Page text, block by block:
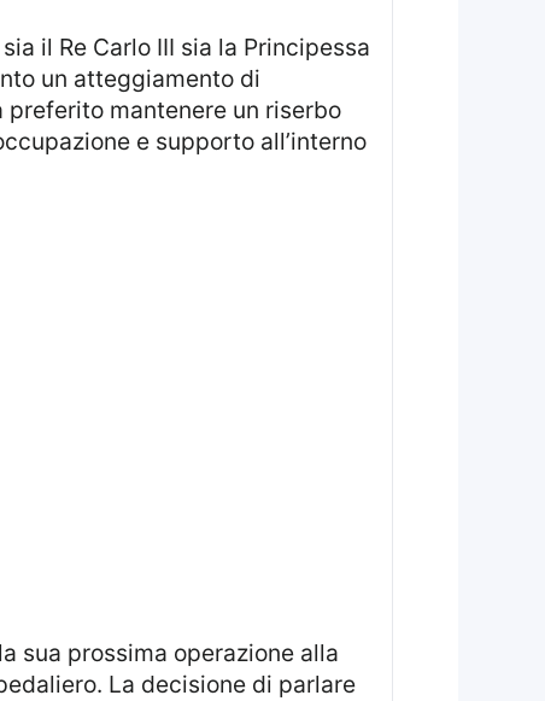
un atteggiamento di
mantenere un riserbo
e supporto all’interno
sua prossima operazione alla
La decisione di parlare